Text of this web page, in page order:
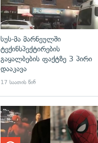
სუს-მა მარნეულში
ტექინსპექტირების
გაყალბების ფაქტზე 3 პირი
დააკავა
17 საათის წინ